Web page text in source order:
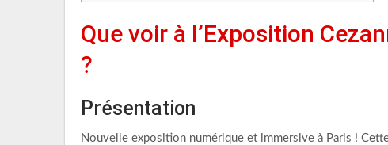
Que voir à l’Exposition
?
Présentation
Nouvelle exposition numérique et immersive à Paris !